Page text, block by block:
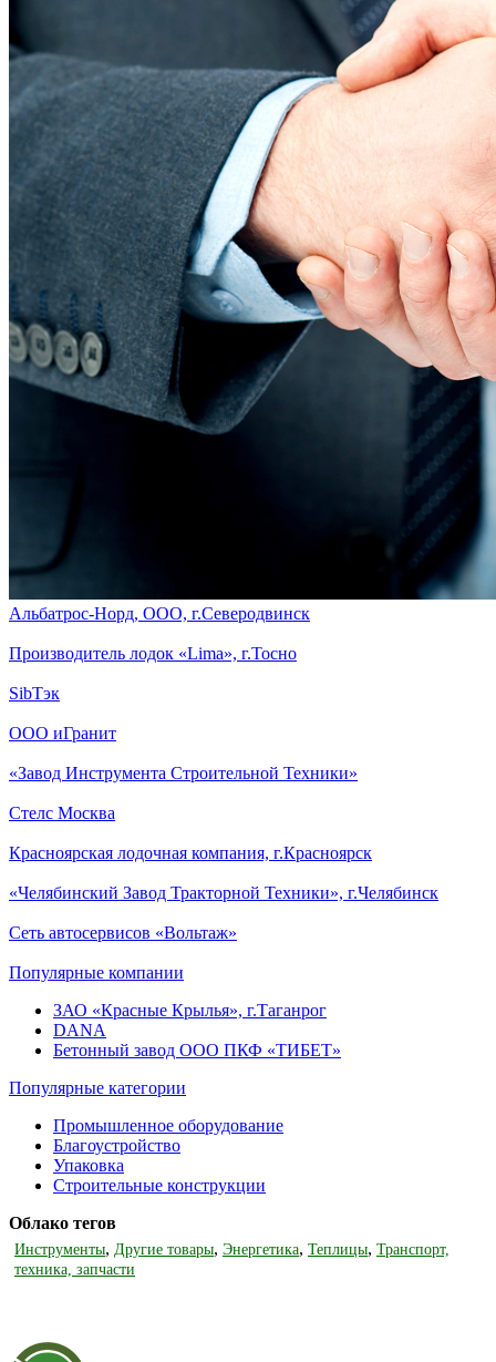
Альбатрос-Норд, ООО, г.Северодвинск
Производитель лодок «Lima», г.Тосно
SibTэк
ООО иГранит
«Завод Инструмента Строительной Техники»
Стелс Москва
Красноярская лодочная компания, г.Красноярск
«Челябинский Завод Тракторной Техники», г.Челябинск
Сеть автосервисов «Вольтаж»
Популярные компании
ЗАО «Красные Крылья», г.Таганрог
DANA
Бетонный завод ООО ПКФ «ТИБЕТ»
Популярные категории
Промышленное оборудование
Благоустройство
Упаковка
Строительные конструкции
Облако тегов
Инструменты, Другие товары, Энергетика, Теплицы, Транспорт,
техника, запчасти